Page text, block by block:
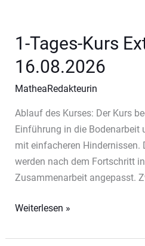
09.08.2026
1-Tages-Kurs
16.08.2026
MatheaRedakteurin
Ablauf des Kurses: Der Kurs
Einführung in die Bodenarbeit
mit einfacheren Hindernissen.
werden nach dem Fortschritt
Zusammenarbeit angepasst.
1-
Kurs
Weiterlesen »